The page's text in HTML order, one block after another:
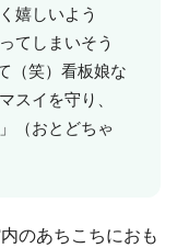
嬉しいよう
てしまいそう
（笑）看板娘な
スイを守り、
（おとどちゃ
のあちこちにおも